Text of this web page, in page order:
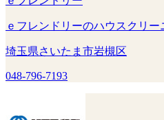
ｅフレンドリーのハウスクリー
埼玉県さいたま市岩槻区
048-796-7193